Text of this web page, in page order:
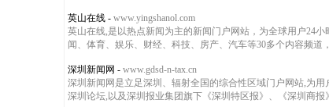
英山在线 - www.yingshanol.com
英山在线,是以热点新闻为主的新闻门户网站，为全球用户24
闻、体育、娱乐、财经、科技、房产、汽车等30多个内容频道
深圳新闻网 - www.gdsd-n-tax.cn
深圳新闻网是立足深圳、辐射全国的综合性区域门户网站,为
深圳论坛,以及深圳报业集团旗下《深圳特区报》、《深圳商